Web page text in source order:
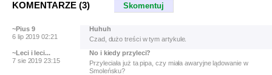
KOMENTARZE (3) Skomentuj
~Pius 9
6 lip 2019 02:21
Huhuh
Czad, dużo treści w tym artykule.
~Leci i leci...
7 sie 2019 23:15
No i kiedy przyleci?
Przyleciała już ta pipa, czy miała awaryjne lądowanie w
Smoleńsku?